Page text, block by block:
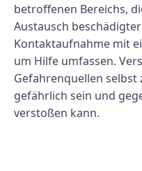
betroffenen Bereichs,
Austausch
Kontaktaufnahme mit
um Hilfe umfassen.
Gefahrenquellen selbst
gefährlich sein und
verstoßen kann.